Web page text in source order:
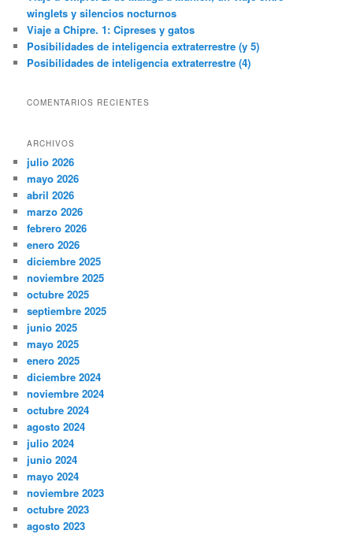
winglets y silencios nocturnos
Viaje a Chipre. 1: Cipreses y gatos
Posibilidades de inteligencia extraterrestre (y 5)
Posibilidades de inteligencia extraterrestre (4)
COMENTARIOS RECIENTES
ARCHIVOS
julio 2026
mayo 2026
abril 2026
marzo 2026
febrero 2026
enero 2026
diciembre 2025
noviembre 2025
octubre 2025
septiembre 2025
junio 2025
mayo 2025
enero 2025
diciembre 2024
noviembre 2024
octubre 2024
agosto 2024
julio 2024
junio 2024
mayo 2024
noviembre 2023
octubre 2023
agosto 2023